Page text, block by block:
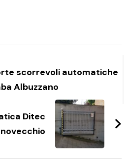
scorrevoli automatiche
Albuzzano
Ditec